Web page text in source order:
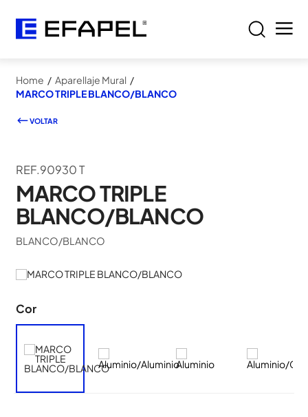
Home / Aparellaje Mural /
MARCO TRIPLE BLANCO/BLANCO
VOLTAR
REF.90930 T
MARCO TRIPLE
BLANCO/BLANCO
BLANCO/BLANCO
Cor